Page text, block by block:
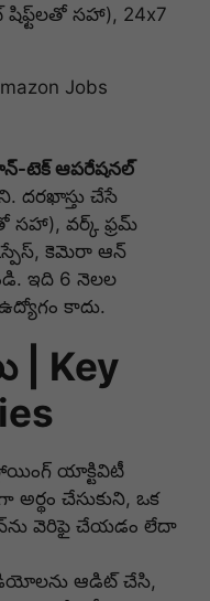
షిఫ్ట్‌లతో సహా), 24x7
Jobs
టెక్ ఆపరేషనల్
చేసే
సహా), వర్క్ ఫ్రమ్
కెమెరా ఆన్
ఇది 6 నెలల
కాదు.
| Key
యాక్టివిటీ
చేసుకుని, ఒక
వెరిఫై చేయడం లేదా
ఆడిట్ చేసి,